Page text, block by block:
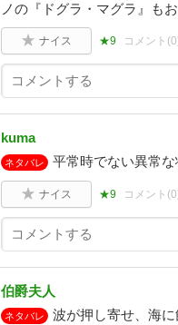
ノの『ドグラ・マグラ』も
ナイス ★9 コメント(0
kuma
ネタバレ 平常時でない異常
ナイス ★9 コメント(0
伯爵夫人
ネタバレ 波が押し寄せ、海